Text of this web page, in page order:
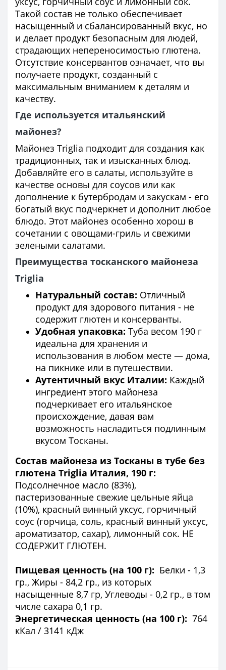
Такой состав не только обеспечивает
насыщенный и сбалансированный вкус, но
и делает продукт безопасным для людей,
страдающих непереносимостью глютена.
Отсутствие консервантов означает, что вы
получаете продукт, созданный с
максимальным вниманием к деталям и
качеству.
Где используется итальянский
майонез?
Майонез Triglia подходит для создания как
традиционных, так и изысканных блюд.
Добавляйте его в салаты, используйте в
качестве основы для соусов или как
дополнение к бутербродам и закускам - его
богатый вкус подчеркнет и дополнит любое
блюдо. Этот майонез особенно хорош в
сочетании с овощами-гриль и свежими
зелеными салатами.
Преимущества тосканского майонеза
Triglia
Натуральный состав: Отличный
продукт для здорового питания - не
содержит глютен и консерванты.
Удобная упаковка: Туба весом 190 г
идеальна для хранения и
использования в любом месте — дома,
на пикнике или в путешествии.
Аутентичный вкус Италии: Каждый
ингредиент этого майонеза
подчеркивает его итальянское
происхождение, давая вам
возможность насладиться подлинным
вкусом Тосканы.
Состав майонеза из Тосканы в тубе без
глютена Triglia Италия, 190 г:
Подсолнечное масло (83%),
пастеризованные свежие цельные яйца
(10%), красный винный уксус, горчичный
соус (горчица, соль, красный винный уксус,
ароматизатор, сахар), лимонный сок. НЕ
СОДЕРЖИТ ГЛЮТЕН.
Пищевая ценность (на 100 г): Белки - 1,3
гр., Жиры - 84,2 гр., из которых
насыщенные 8,7 гр, Углеводы - 0,2 гр., в том
числе сахара 0,1 гр.
Энергетическая ценность (на 100 г): 764
кКал / 3141 кДж